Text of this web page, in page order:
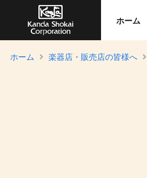
ホーム
ホーム 楽器店・販売店の皆様へ